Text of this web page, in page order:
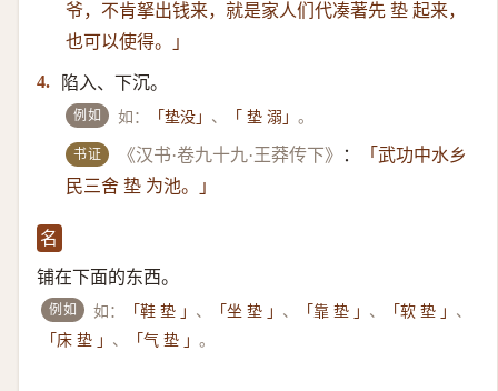
爷，不肯拏出钱来，就是家人们代凑著先 垫 起来，
也可以使得。」
4. 陷入、下沉。
例如 如： 「垫没」 、 「 垫 溺」。
书证 《汉书·卷九十九·王莽传下》 ：
「武功中水乡
民三舍 垫 为池。」
名
铺在下面的东西。
例如 如： 「鞋 垫 」 、 「坐 垫 」 、 「靠 垫 」 、 「软 垫 」 、
「床 垫 」 、 「气 垫 」 。